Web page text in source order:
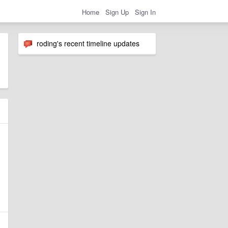
Home Sign Up Sign In
roding's recent timeline updates